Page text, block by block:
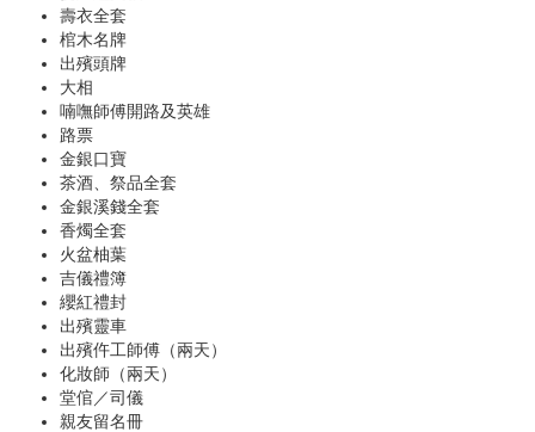
壽衣全套
棺木名牌
出殯頭牌
大相
喃嘸師傅開路及英雄
路票
金銀口寶
茶酒、祭品全套
金銀溪錢全套
香燭全套
火盆柚葉
吉儀禮簿
纓紅禮封
出殯靈車
出殯仵工師傅（兩天）
化妝師（兩天）
堂倌／司儀
親友留名冊